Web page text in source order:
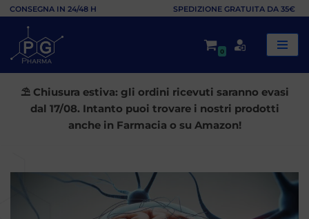
CONSEGNA IN 24/48 H SPEDIZIONE GRATUITA DA 35€
Vai
al
contenuto
0
⛱️ Chiusura estiva: gli ordini ricevuti saranno evasi
dal 17/08. Intanto puoi trovare i nostri prodotti
anche in Farmacia o su Amazon!